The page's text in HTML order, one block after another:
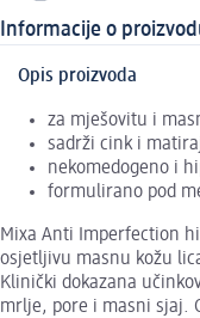
Informacije o
Opis proizvoda
za mješovitu i
sadrži cink i
nekomedogeno i
formulirano pod
Mixa Anti Imperfection
osjetljivu masnu kožu
Klinički dokazana
mrlje, pore i masni sjaj.